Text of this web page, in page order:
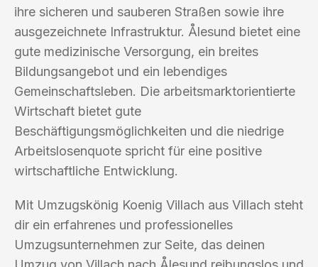
ihre sicheren und sauberen Straßen sowie ihre
ausgezeichnete Infrastruktur. Ålesund bietet eine
gute medizinische Versorgung, ein breites
Bildungsangebot und ein lebendiges
Gemeinschaftsleben. Die arbeitsmarktorientierte
Wirtschaft bietet gute
Beschäftigungsmöglichkeiten und die niedrige
Arbeitslosenquote spricht für eine positive
wirtschaftliche Entwicklung.
Mit Umzugskönig Koenig Villach aus Villach steht
dir ein erfahrenes und professionelles
Umzugsunternehmen zur Seite, das deinen